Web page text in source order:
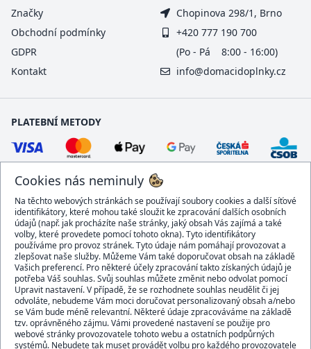
Cookies nás neminuly
Na těchto webových stránkách se používají soubory cookies a další síťové
identifikátory, které mohou také sloužit ke zpracování dalších osobních
údajů (např. jak procházíte naše stránky, jaký obsah Vás zajímá a také
volby, které provedete pomocí tohoto okna). Tyto identifikátory
používáme pro provoz stránek. Tyto údaje nám pomáhají provozovat a
zlepšovat naše služby. Můžeme Vám také doporučovat obsah na základě
Vašich preferencí. Pro některé účely zpracování takto získaných údajů je
potřeba Váš souhlas. Svůj souhlas můžete změnit nebo odvolat pomocí
Upravit nastavení. V případě, že se rozhodnete souhlas neudělit či jej
odvoláte, nebudeme Vám moci doručovat personalizovaný obsah a/nebo
se Vám bude méně relevantní. Některé údaje zpracováváme na základě
tzv. oprávněného zájmu. Vámi provedené nastavení se použije pro
webové stránky provozovatele tohoto webu a ostatních podpůrných
systémů. Nebudete tak muset provádět volbu pro každého provozovatele
Značky
Obchodní podmínky
GDPR
Kontakt
Chopinova 298/1, Brno
+420 777 190 700
(Po - Pá 8:00 - 16:00)
info@domacidoplnky.cz
PLATEBNÍ METODY
DOPRAVCI
BEZPEČNÝ OBCHOD